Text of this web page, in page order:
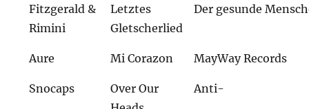
Fitzgerald &
Rimini
Letztes
Gletscherlied
Der gesunde
Aure Mi Corazon MayWay Records
Snocaps
Over Our
Anti-